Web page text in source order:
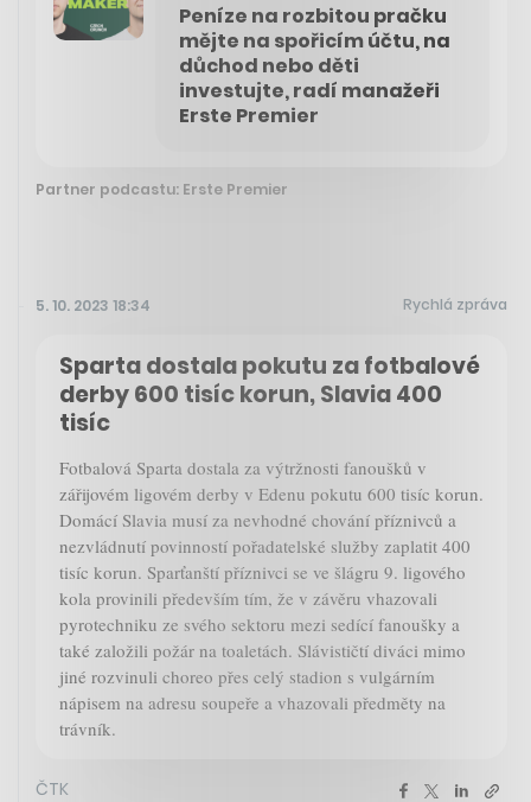
Peníze na rozbitou pračku
mějte na spořicím účtu, na
důchod nebo děti
investujte, radí manažeři
Erste Premier
Partner podcastu: Erste Premier
5. 10. 2023 18:34 Rychlá zpráva
Sparta dostala pokutu za fotbalové
derby 600 tisíc korun, Slavia 400
tisíc
Fotbalová Sparta dostala za výtržnosti fanoušků v
zářijovém ligovém derby v Edenu pokutu 600 tisíc korun.
Domácí Slavia musí za nevhodné chování příznivců a
nezvládnutí povinností pořadatelské služby zaplatit 400
tisíc korun. Sparťanští příznivci se ve šlágru 9. ligového
kola provinili především tím, že v závěru vhazovali
pyrotechniku ze svého sektoru mezi sedící fanoušky a
také založili požár na toaletách. Slávističtí diváci mimo
jiné rozvinuli choreo přes celý stadion s vulgárním
nápisem na adresu soupeře a vhazovali předměty na
trávník.
ČTK